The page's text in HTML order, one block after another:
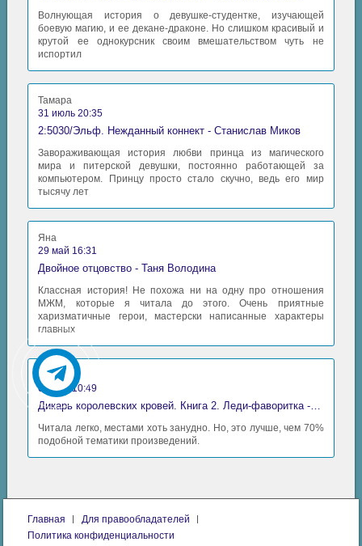
Волнующая история о девушке-студентке, изучающей
боевую магию, и ее декане-драконе. Но слишком красивый и
крутой ее однокурсник своим вмешательством чуть не
испортил
Тамара
31 июль 20:35
2:5030/Эльф. Нежданный коннект - Станислав Миков
Завораживающая история любви принца из магического
мира и питерской девушки, постоянно работающей за
компьютером. Принцу просто стало скучно, ведь его мир
тысячу лет
Яна
29 май 16:31
Двойное отцовство - Таня Володина
Классная история! Не похожа ни на одну про отношения
МЖМ, которые я читала до этого. Очень приятные
харизматичные герои, мастерски написанные характеры
главных
Аида
06 май 10:49
Читала легко, местами хоть занудно. Но, это лучше, чем 70%
подобной тематики произведений.
Главная
Для правообладателей
Политика конфиденциальности